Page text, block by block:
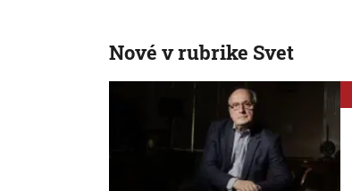
Nové v rubrike Svet